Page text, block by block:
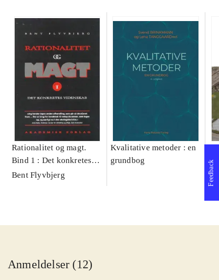
Rationalitet og magt.
Bind 1 : Det konkretes
videnskab
Bent Flyvbjerg
Kvalitative metoder : en
grundbog
Anmeldelser (12)
Feedback